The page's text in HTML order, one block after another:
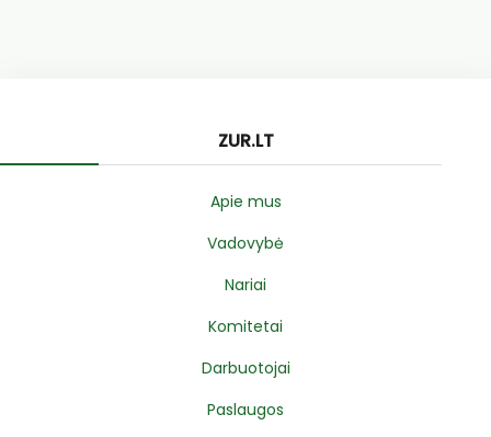
ZUR.LT
Apie mus
Vadovybė
Nariai
Komitetai
Darbuotojai
Paslaugos